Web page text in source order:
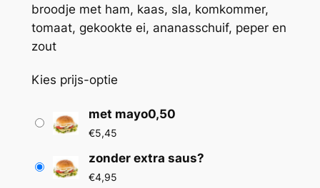
r
i
k
a
broodje met ham, kaas, sla, komkommer,
tomaat, gekookte ei, ananasschuif, peper en
zout
Kies prijs-optie
met mayo0,50
€5,45
zonder extra saus?
€4,95